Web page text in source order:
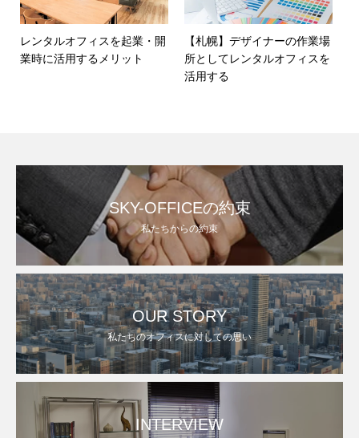
レンタルオフィスを起業・開
業時に活用するメリット
【札幌】デザイナーの作業場
所としてレンタルオフィスを
活用する
SKY-OFFICEの約束
私たちからの約束
OUR STORY
私たちのオフィスに対しての思い
INTERVIEW